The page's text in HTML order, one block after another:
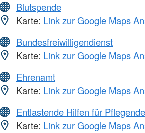
Blutspende
Karte: Link zur Google Maps
Bundesfreiwilligendienst
Karte: Link zur Google Maps
Ehrenamt
Karte: Link zur Google Maps
Entlastende Hilfen für Pflegende
Karte: Link zur Google Maps